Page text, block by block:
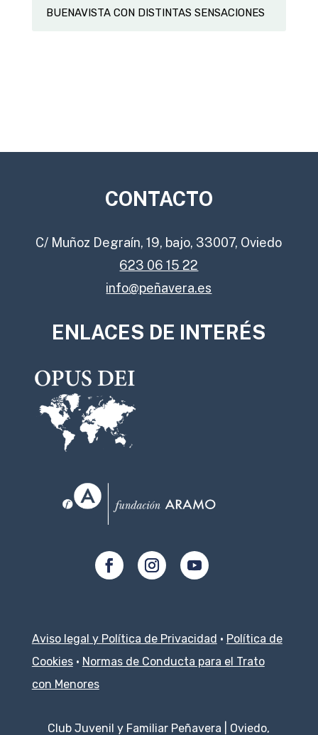
BUENAVISTA CON DISTINTAS SENSACIONES
CONTACTO
C/ Muñoz Degraín, 19, bajo, 33007, Oviedo
623 06 15 22
info@peñavera.es
ENLACES DE INTERÉS
Aviso legal y Política de Privacidad · Política de
Cookies· Normas de Conducta para el Trato
con Menores
Club Juvenil y Familiar Peñavera | Oviedo,